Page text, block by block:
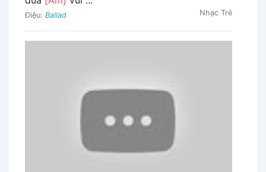
Điệu: Ballad Nhạc Trẻ